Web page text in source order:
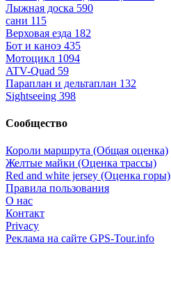
Лыжная доска 590
сани 115
Верховая езда 182
Бот и каноэ 435
Мотоцикл 1094
ATV-Quad 59
Параплан и дельтаплан 132
Sightseeing 398
Сообщество
Короли маршрута (Общая оценка)
Желтые майки (Оценка трассы)
Red and white jersey (Оценка горы)
Правила пользования
О нас
Контакт
Privacy
Реклама на сайте GPS-Tour.info